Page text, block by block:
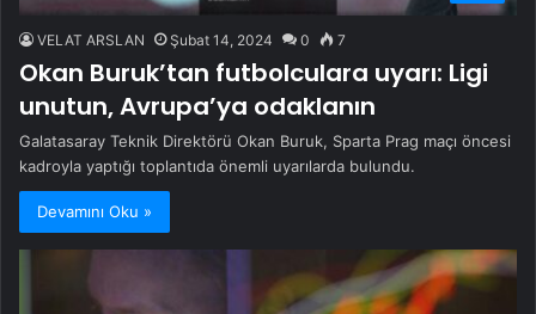
VELAT ARSLAN Şubat 14, 2024 0 7
Okan Buruk’tan futbolculara uyarı: Ligi
unutun, Avrupa’ya odaklanın
Galatasaray Teknik Direktörü Okan Buruk, Sparta Prag maçı öncesi
kadroyla yaptığı toplantıda önemli uyarılarda bulundu.
Devamını Oku »